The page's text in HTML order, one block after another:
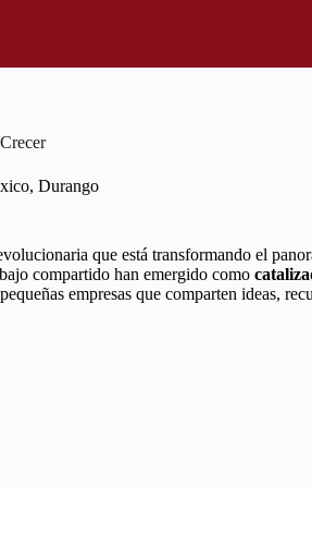
, Durango
que está transformando el
compartido han emergido como
empresas que comparten ideas,